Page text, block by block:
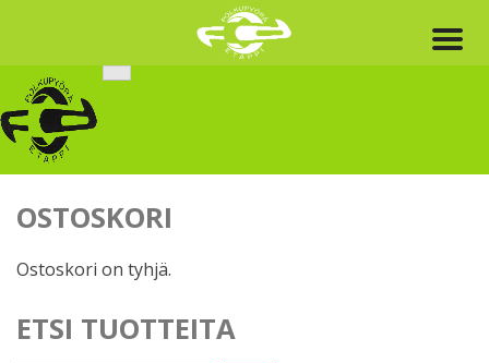
content
OSTOSKORI
Ostoskori on tyhjä.
ETSI TUOTTEITA